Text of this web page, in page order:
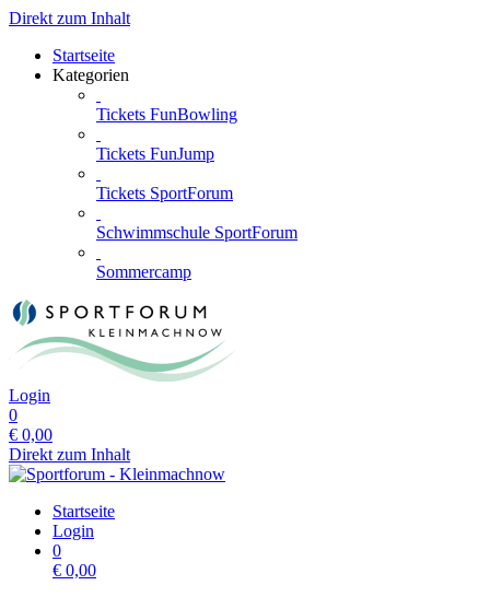
Direkt zum Inhalt
Startseite
Kategorien
Tickets FunBowling
Tickets FunJump
Tickets SportForum
Schwimmschule SportForum
Sommercamp
Login
0
€ 0,00
Direkt zum Inhalt
Startseite
Login
0
€ 0,00